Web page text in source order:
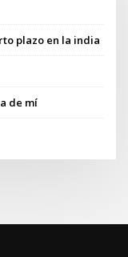
plazo en la india
de mí